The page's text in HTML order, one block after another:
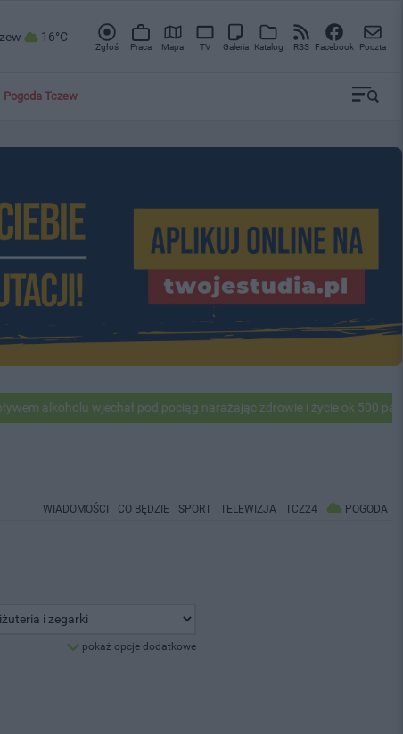
16°C
Zgłoś Praca Mapa TV Galeria Katalog RSS Facebook Poczta
Pogoda Tczew
alkoholu wjechał pod pociąg narażając zdrowie i życie ok 500
WIADOMOŚCI CO BĘDZIE SPORT TELEWIZJA TCZ24 POGODA
pokaż opcje dodatkowe